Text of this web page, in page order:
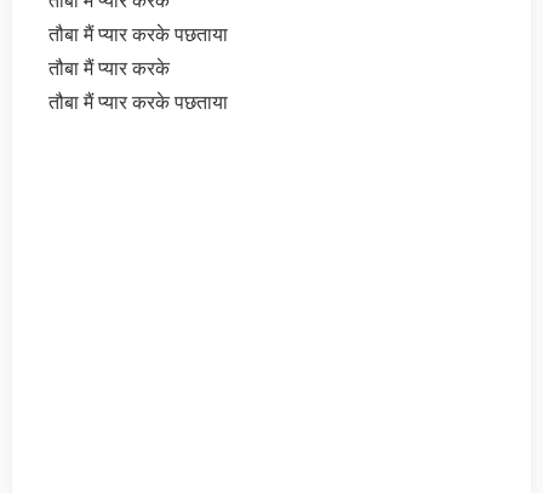
तौबा मैं प्यार करके पछताया
तौबा मैं प्यार करके
तौबा मैं प्यार करके पछताया